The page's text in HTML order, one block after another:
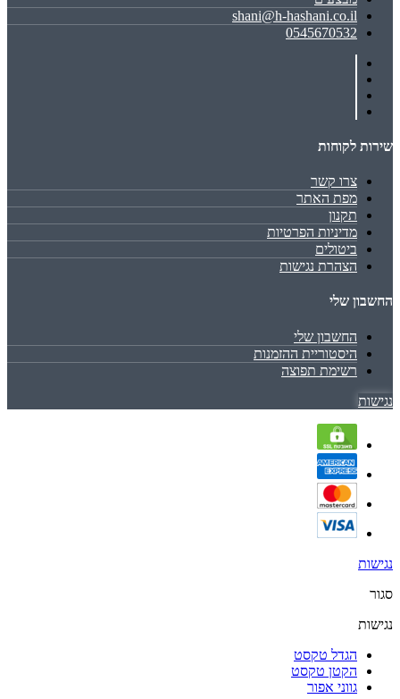
shani@h-hashani.co.il
0545670532
שירות לקוחות
צרו קשר
מפת האתר
תקנון
מדיניות הפרטיות
ביטולים
הצהרת נגישות
החשבון שלי
החשבון שלי
היסטוריית ההזמנות
רשימת תפוצה
נגישות
נגישות
סגור
נגישות
הגדל טקסט
הקטן טקסט
גווני אפור